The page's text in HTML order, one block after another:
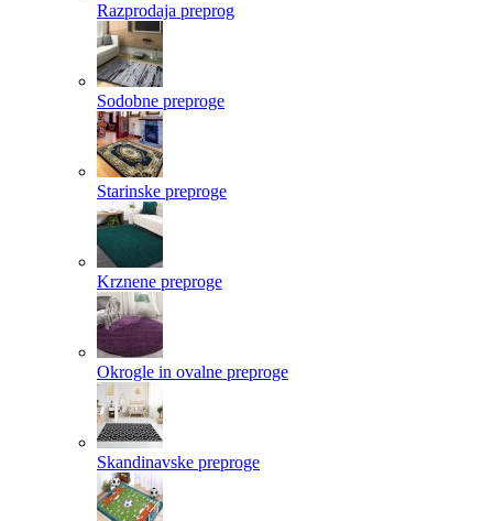
Razprodaja preprog
Sodobne preproge
Starinske preproge
Krznene preproge
Okrogle in ovalne preproge
Skandinavske preproge